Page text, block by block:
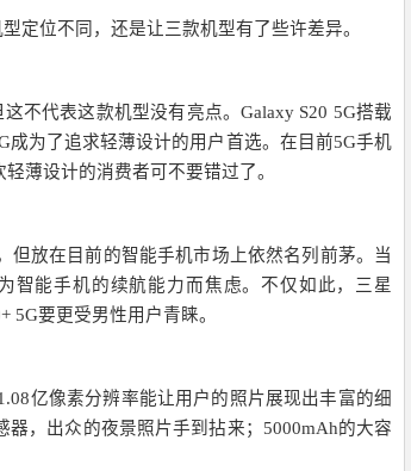
定位不同，还是让三款机型有了些许差异。
不代表这款机型没有亮点。Galaxy S20 5G搭载
成为了追求轻薄设计的用户首选。在目前5G手机
薄设计的消费者可不要错过了。
但放在目前的智能手机市场上依然名列前茅。当
智能手机的续航能力而焦虑。不仅如此，三星
5G要更受男性用户青睐。
亿像素分辨率能让用户的照片展现出丰富的细
，出众的夜景照片手到拈来；5000mAh的大容